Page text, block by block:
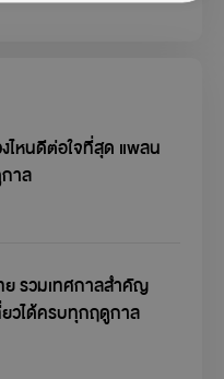
งไหนดีต่อใจที่สุด แพลน
าล
รวมเทศกาลสำคัญ
วได้ครบทุกฤดูกาล